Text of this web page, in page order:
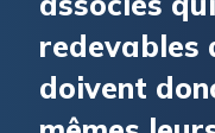
redevables
doivent